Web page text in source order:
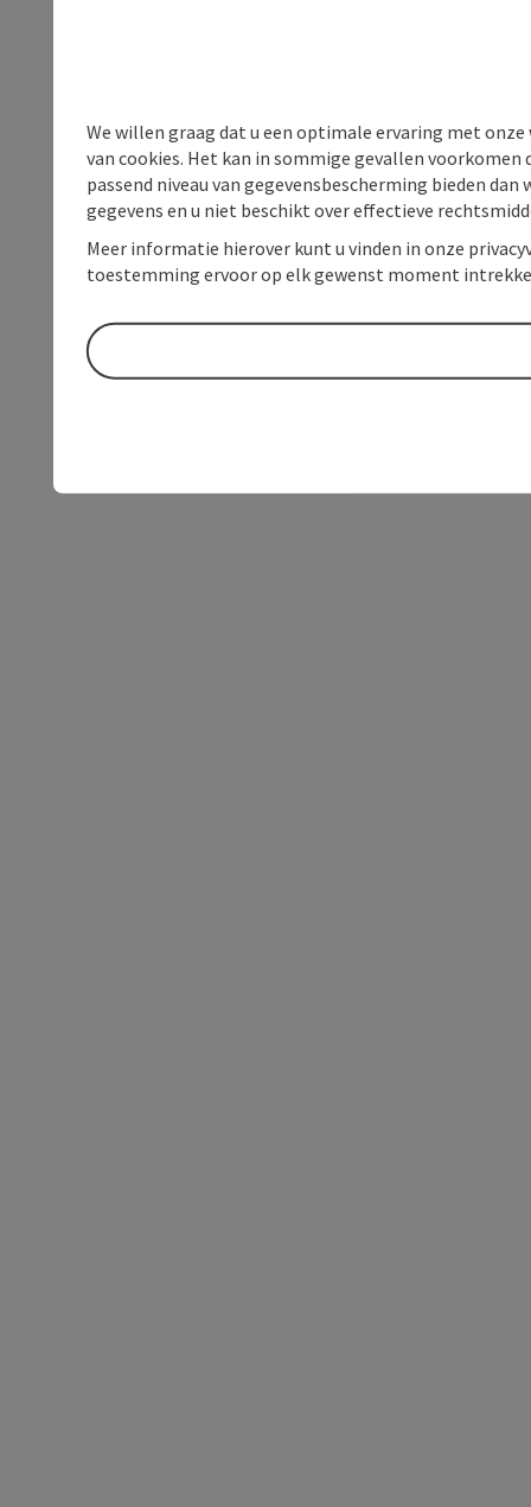
We willen graag dat u een optimale ervaring met
van cookies. Het kan in sommige gevallen voorkomen
passend niveau van gegevensbescherming bieden
gegevens en u niet beschikt over effectieve
Meer informatie hierover kunt u vinden in onze
toestemming ervoor op elk gewenst moment